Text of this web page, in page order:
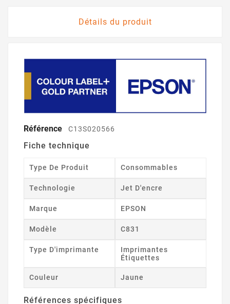
Détails du produit
Référence C13S020566
Fiche technique
Type De Produit Consommables
Technologie Jet D'encre
Marque EPSON
Modèle C831
Type D'imprimante
Imprimantes
Étiquettes
Couleur Jaune
Références spécifiques